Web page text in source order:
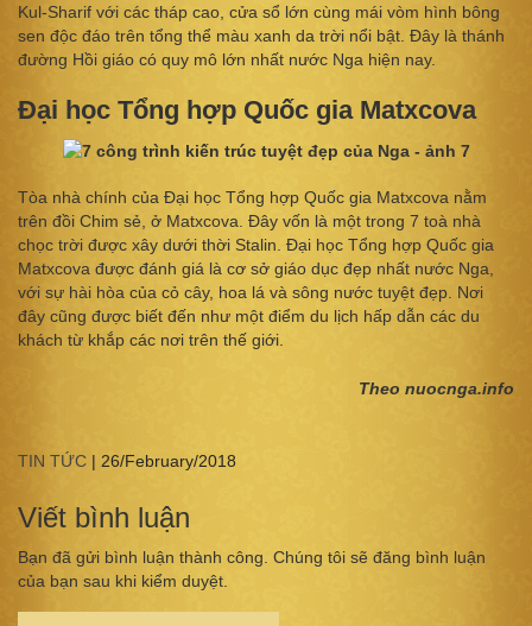
Kul-Sharif với các tháp cao, cửa sổ lớn cùng mái vòm hình bông
sen độc đáo trên tổng thể màu xanh da trời nổi bật. Đây là thánh
đường Hồi giáo có quy mô lớn nhất nước Nga hiện nay.
Đại học Tổng hợp Quốc gia Matxcova
Tòa nhà chính của Đại học Tổng hợp Quốc gia Matxcova nằm
trên đồi Chim sẻ, ở Matxcova. Đây vốn là một trong 7 toà nhà
chọc trời được xây dưới thời Stalin. Đại học Tổng hợp Quốc gia
Matxcova được đánh giá là cơ sở giáo dục đẹp nhất nước Nga,
với sự hài hòa của cỏ cây, hoa lá và sông nước tuyệt đẹp. Nơi
đây cũng được biết đến như một điểm du lịch hấp dẫn các du
khách từ khắp các nơi trên thế giới.
Theo nuocnga.info
TIN TỨC | 26/February/2018
Viết bình luận
Bạn đã gửi bình luận thành công. Chúng tôi sẽ đăng bình luận
của bạn sau khi kiểm duyệt.